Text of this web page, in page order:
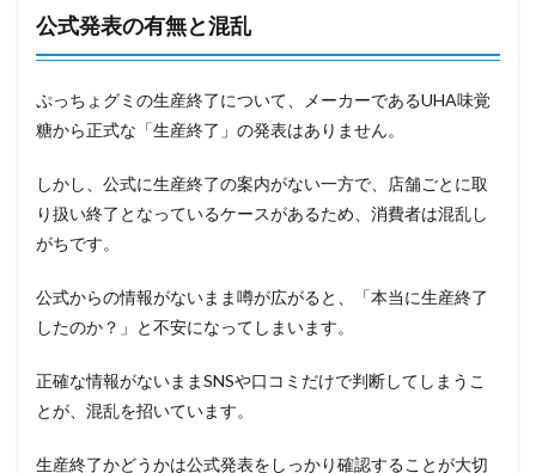
公式発表の有無と混乱
ぷっちょグミの生産終了について、メーカーであるUHA味覚
糖から正式な「生産終了」の発表はありません。
しかし、公式に生産終了の案内がない一方で、店舗ごとに取
り扱い終了となっているケースがあるため、消費者は混乱し
がちです。
公式からの情報がないまま噂が広がると、「本当に生産終了
したのか？」と不安になってしまいます。
正確な情報がないままSNSや口コミだけで判断してしまうこ
とが、混乱を招いています。
生産終了かどうかは公式発表をしっかり確認することが大切